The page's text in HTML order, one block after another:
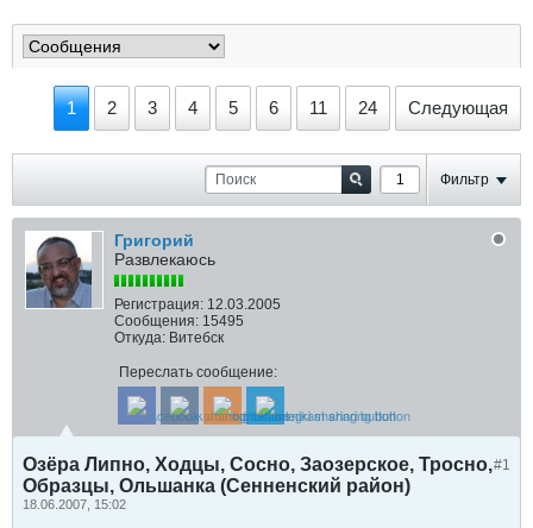
1 2 3 4 5 6 11 24 Следующая
Фильтр
Григорий
Развлекаюсь
Регистрация: 12.03.2005
Сообщения: 15495
Откуда: Витебск
Переслать сообщение:
#1
Озёра Липно, Ходцы, Сосно, Заозерское, Тросно,
Образцы, Ольшанка (Cенненский район)
18.06.2007, 15:02